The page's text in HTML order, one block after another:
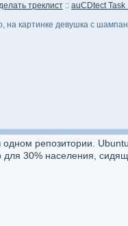
треклист :: auCDtect
на картинке девушка с
одном репозитории.
для 30% населения,